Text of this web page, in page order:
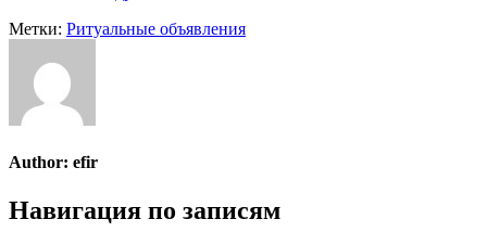
Метки: Ритуальные объявления
Author: efir
Навигация по записям